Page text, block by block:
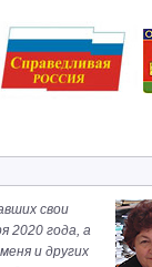
свои
2020 года, а
и других